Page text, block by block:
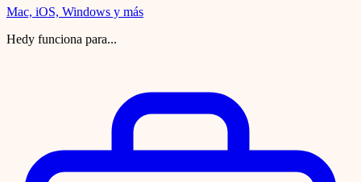
Mac, iOS, Windows y más
Hedy funciona para...